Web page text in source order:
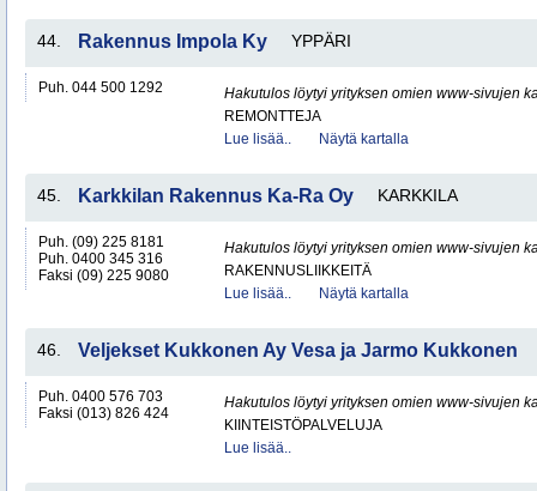
44. Rakennus Impola Ky YPPÄRI
Puh. 044 500 1292
Hakutulos löytyi yrityksen omien www-sivujen
REMONTTEJA
Lue lisää..
Näytä kartalla
45. Karkkilan Rakennus Ka-Ra Oy KARKKILA
Puh. (09) 225 8181
Puh. 0400 345 316
Faksi (09) 225 9080
Hakutulos löytyi yrityksen omien www-sivujen
RAKENNUSLIIKKEITÄ
Lue lisää..
Näytä kartalla
46. Veljekset Kukkonen Ay Vesa ja Jarmo Kukkonen
Puh. 0400 576 703
Faksi (013) 826 424
Hakutulos löytyi yrityksen omien www-sivujen
KIINTEISTÖPALVELUJA
Lue lisää..